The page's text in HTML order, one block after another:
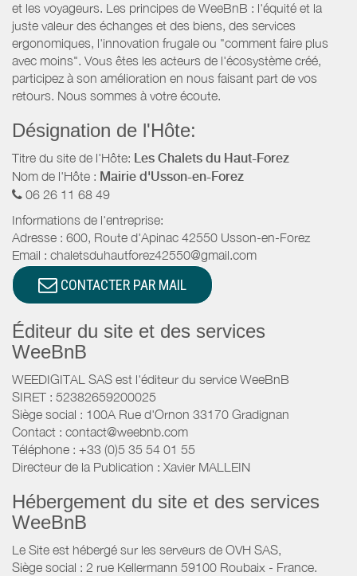
et les voyageurs. Les principes de WeeBnB : l'équité et la
juste valeur des échanges et des biens, des services
ergonomiques, l'innovation frugale ou "comment faire plus
avec moins". Vous êtes les acteurs de l'écosystème créé,
participez à son amélioration en nous faisant part de vos
retours. Nous sommes à votre écoute.
Désignation de l'Hôte:
Titre du site de l'Hôte: Les Chalets du Haut-Forez
Nom de l'Hôte : Mairie d'Usson-en-Forez
06 26 11 68 49
Informations de l'entreprise:
Adresse : 600, Route d'Apinac 42550 Usson-en-Forez
Email : chaletsduhautforez42550@gmail.com
CONTACTER PAR MAIL
Éditeur du site et des services
WeeBnB
WEEDIGITAL SAS est l'éditeur du service WeeBnB
SIRET : 52382659200025
Siège social : 100A Rue d'Ornon 33170 Gradignan
Contact : contact@weebnb.com
Téléphone : +33 (0)5 35 54 01 55
Directeur de la Publication : Xavier MALLEIN
Hébergement du site et des services
WeeBnB
Le Site est hébergé sur les serveurs de OVH SAS,
Siège social : 2 rue Kellermann 59100 Roubaix - France.